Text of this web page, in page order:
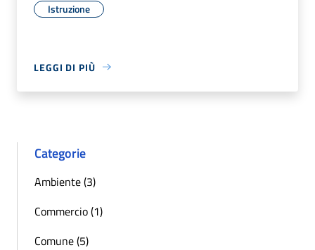
Istruzione
LEGGI DI PIÙ
Categorie
Ambiente (3)
Commercio (1)
Comune (5)